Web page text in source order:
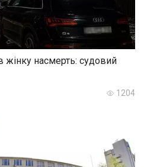
жінку насмерть: судовий
1204